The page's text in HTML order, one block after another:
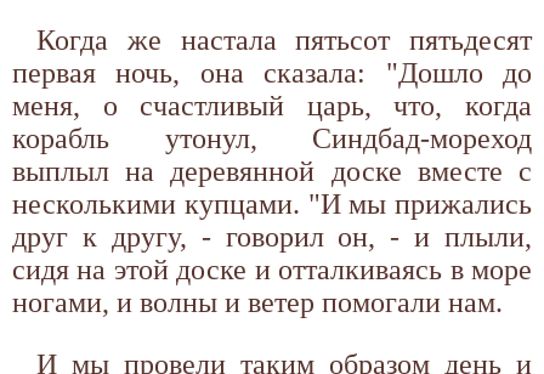
Когда же настала пятьсот пятьдесят
первая ночь, она сказала: "Дошло до
меня, о счастливый царь, что, когда
корабль утонул, Синдбад-мореход
выплыл на деревянной доске вместе с
несколькими купцами. "И мы прижались
друг к другу, - говорил он, - и плыли,
сидя на этой доске и отталкиваясь в море
ногами, и волны и ветер помогали нам.
И мы провели таким образом день и